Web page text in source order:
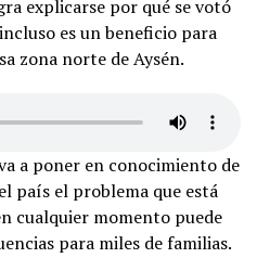
explicarse por qué se votó
es un beneficio para
zona norte de Aysén.
a poner en conocimiento de
país el problema que está
cualquier momento puede
para miles de familias.